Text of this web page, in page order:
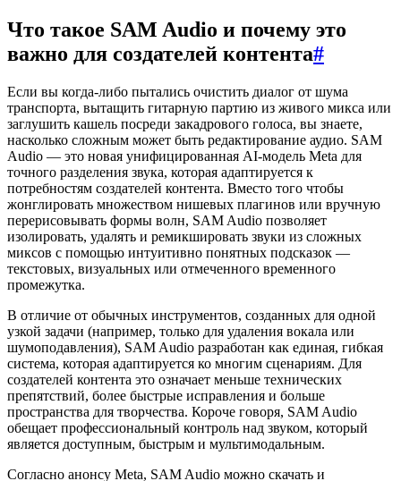
Что такое SAM Audio и почему это
важно для создателей контента#
Если вы когда-либо пытались очистить диалог от шума
транспорта, вытащить гитарную партию из живого микса или
заглушить кашель посреди закадрового голоса, вы знаете,
насколько сложным может быть редактирование аудио. SAM
Audio — это новая унифицированная AI-модель Meta для
точного разделения звука, которая адаптируется к
потребностям создателей контента. Вместо того чтобы
жонглировать множеством нишевых плагинов или вручную
перерисовывать формы волн, SAM Audio позволяет
изолировать, удалять и ремикшировать звуки из сложных
миксов с помощью интуитивно понятных подсказок —
текстовых, визуальных или отмеченного временного
промежутка.
В отличие от обычных инструментов, созданных для одной
узкой задачи (например, только для удаления вокала или
шумоподавления), SAM Audio разработан как единая, гибкая
система, которая адаптируется ко многим сценариям. Для
создателей контента это означает меньше технических
препятствий, более быстрые исправления и больше
пространства для творчества. Короче говоря, SAM Audio
обещает профессиональный контроль над звуком, который
является доступным, быстрым и мультимодальным.
Согласно анонсу Meta, SAM Audio можно скачать и